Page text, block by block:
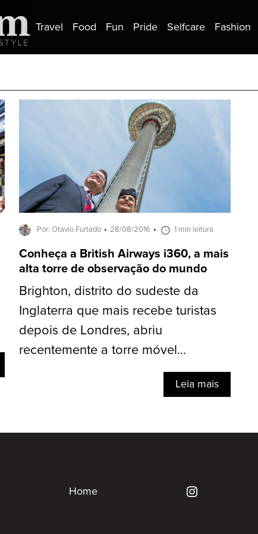
Travel Food Fun Pride Selfcare Fashion
Por: Otavio Furtado 28/08/2016 1 min leitura
Conheça a British Airways i360, a mais
alta torre de observação do mundo
Brighton, distrito do sudeste da
Inglaterra que mais recebe turistas
depois de Londres, abriu
recentemente a torre móvel...
Leia mais
Home